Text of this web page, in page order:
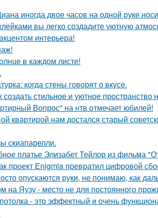
иногда двое часов на одной руке
вы легко создадите уютную
интерьера!
в каждом листе!
когда стены говорят о вкусе.
стильное и уютное пространство
Вопрос" на нтв отмечает юбилей!
квартирой нам достался старый
скиапарелли.
платье Элизабет Тейлор из фильма
проект Enigmia превратил цифровой
опускаются руки, не понимаю, как
на Яузу - место не для постоянного
- это эффектный и очень